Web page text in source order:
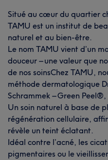
Situé au cœur du quartier
TAMU est un institut de
naturel et au bien-être.
Le nom TAMU vient d’un
douceur – une valeur que
de nos soinsChez TAMU,
méthode dermatologique
Schrammek – Green
Un soin naturel à base de
régénération cellulaire,
révèle un teint éclatant.
Idéal contre l’acné, les
pigmentaires ou le